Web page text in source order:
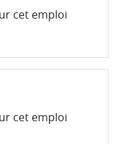
cet emploi
cet emploi